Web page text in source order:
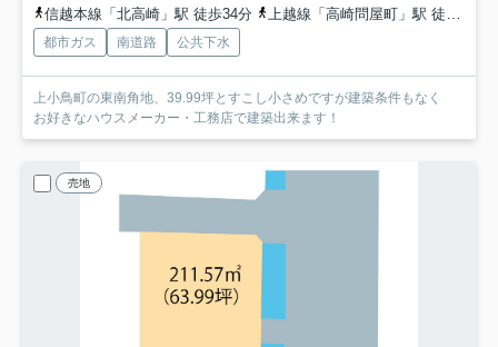
信越本線「北高崎」駅 徒歩34分
上越線「高崎問屋町」駅 徒歩41分
都市ガス 南道路 公共下水
上小鳥町の東南角地、39.99坪とすこし小さめですが建築条件もなく
お好きなハウスメーカー・工務店で建築出来ます！
売地